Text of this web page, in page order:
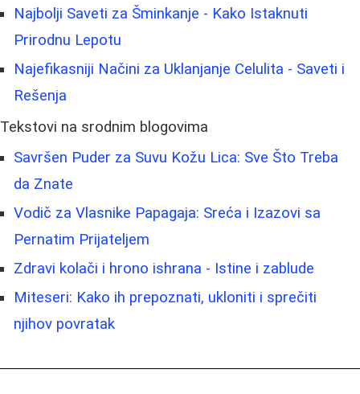
Najbolji Saveti za Šminkanje - Kako Istaknuti
Prirodnu Lepotu
Najefikasniji Načini za Uklanjanje Celulita - Saveti i
Rešenja
Tekstovi na srodnim blogovima
Savršen Puder za Suvu Kožu Lica: Sve Što Treba
da Znate
Vodič za Vlasnike Papagaja: Sreća i Izazovi sa
Pernatim Prijateljem
Zdravi kolači i hrono ishrana - Istine i zablude
Miteseri: Kako ih prepoznati, ukloniti i sprečiti
njihov povratak